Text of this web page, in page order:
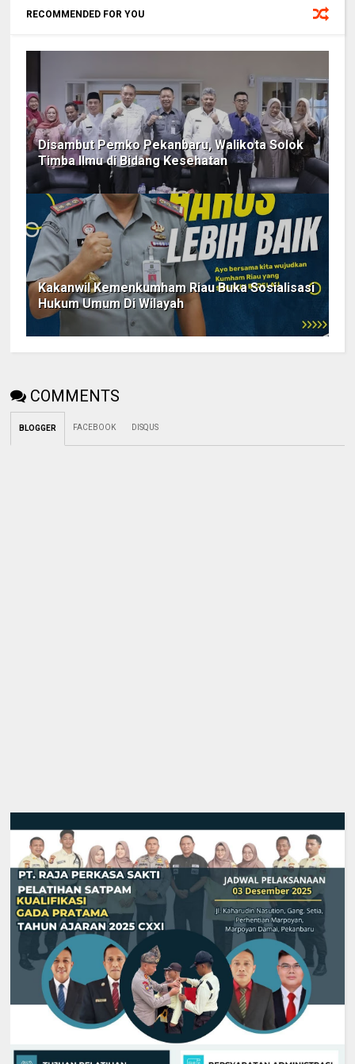
RECOMMENDED FOR YOU
Disambut Pemko Pekanbaru, Walikota Solok
Timba Ilmu di Bidang Kesehatan
Kakanwil Kemenkumham Riau Buka Sosialisasi
Hukum Umum Di Wilayah
COMMENTS
BLOGGER FACEBOOK DISQUS